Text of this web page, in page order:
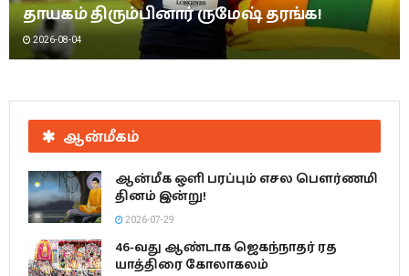
தாயகம் திரும்பினார் ருமேஷ் தரங்க!
2026-08-04
ஆன்மீகம்
ஆன்மீக ஒளி பரப்பும் எசல பௌர்ணமி
தினம் இன்று!
2026-07-29
46-வது ஆண்டாக ஜெகந்நாதர் ரத
யாத்திரை கோலாகலம்